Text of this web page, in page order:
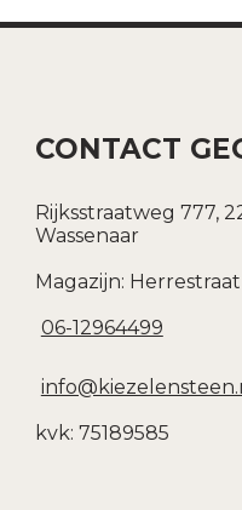
CONTACT
Rijksstraatweg 777,
Wassenaar
Magazijn: Herrestraat
06-12964499
kvk: 75189585